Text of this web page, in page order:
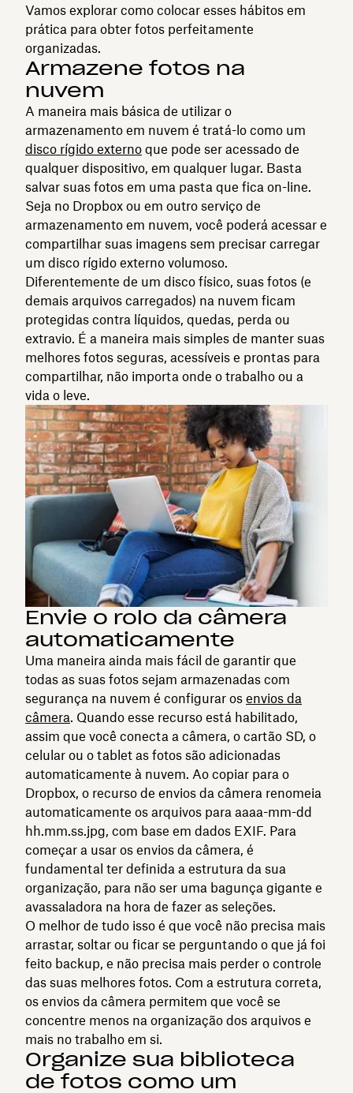
Vamos explorar como colocar esses hábitos em
prática para obter fotos perfeitamente
organizadas.
Armazene fotos na
nuvem
A maneira mais básica de utilizar o
armazenamento em nuvem é tratá-lo como um
disco rígido externo que pode ser acessado de
qualquer dispositivo, em qualquer lugar. Basta
salvar suas fotos em uma pasta que fica on-line.
Seja no Dropbox ou em outro serviço de
armazenamento em nuvem, você poderá acessar e
compartilhar suas imagens sem precisar carregar
um disco rígido externo volumoso.
Diferentemente de um disco físico, suas fotos (e
demais arquivos carregados) na nuvem ficam
protegidas contra líquidos, quedas, perda ou
extravio. É a maneira mais simples de manter suas
melhores fotos seguras, acessíveis e prontas para
compartilhar, não importa onde o trabalho ou a
vida o leve.
Envie o rolo da câmera
automaticamente
Uma maneira ainda mais fácil de garantir que
todas as suas fotos sejam armazenadas com
segurança na nuvem é configurar os envios da
câmera. Quando esse recurso está habilitado,
assim que você conecta a câmera, o cartão SD, o
celular ou o tablet as fotos são adicionadas
automaticamente à nuvem. Ao copiar para o
Dropbox, o recurso de envios da câmera renomeia
automaticamente os arquivos para aaaa-mm-dd
hh.mm.ss.jpg, com base em dados EXIF. Para
começar a usar os envios da câmera, é
fundamental ter definida a estrutura da sua
organização, para não ser uma bagunça gigante e
avassaladora na hora de fazer as seleções.
O melhor de tudo isso é que você não precisa mais
arrastar, soltar ou ficar se perguntando o que já foi
feito backup, e não precisa mais perder o controle
das suas melhores fotos. Com a estrutura correta,
os envios da câmera permitem que você se
concentre menos na organização dos arquivos e
mais no trabalho em si.
Organize sua biblioteca
de fotos como um